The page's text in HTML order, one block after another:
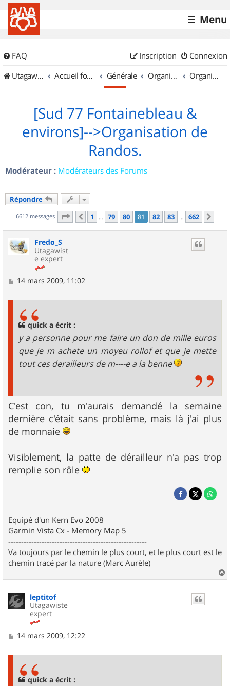
Menu
FAQ Connexion
Inscription
UtagawaVTT (Randos VTT et VTTAE avec traces GPS)
Accueil forum Générale Organisation de sorties & Recherche de partenaires Organisation de sorties en région Île de France
[Sud 77 Fontainebleau &
environs]-->Organisation de
Randos.
Modérateur : Modérateurs des Forums
Répondre
6612 messages Page 81 sur662
Précédent
1 … 79 80 81 82 83 … 662
Fredo_S
Utagawist
e expert
M14 mars 2009, 11:02
quick a écrit :
y a personne pour me faire un don de mille euros
que je m achete un moyeu rollof et que je mette
tout ces derailleurs de m----e a la benne
C'est con, tu m'aurais demandé la semaine
dernière c'était sans problème, mais là j'ai plus
de monnaie
Visiblement, la patte de dérailleur n'a pas trop
remplie son rôle
Equipé d'un Kern Evo 2008
Garmin Vista Cx - Memory Map 5
------------------------------------------------------
Va toujours par le chemin le plus court, et le plus court est le
chemin tracé par la nature (Marc Aurèle)
a
u
leptitof
Utagawiste
expert
M14 mars 2009, 12:22
quick a écrit :